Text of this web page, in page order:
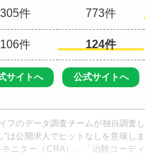
305 773
106 124
サイトへ 公式サイトへ
フのデータ調査チームが独自調査
”は公開求人でヒットなしを意味
ニター（CRA）」「治験コーデ